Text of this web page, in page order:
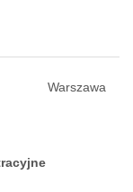
Warszawa